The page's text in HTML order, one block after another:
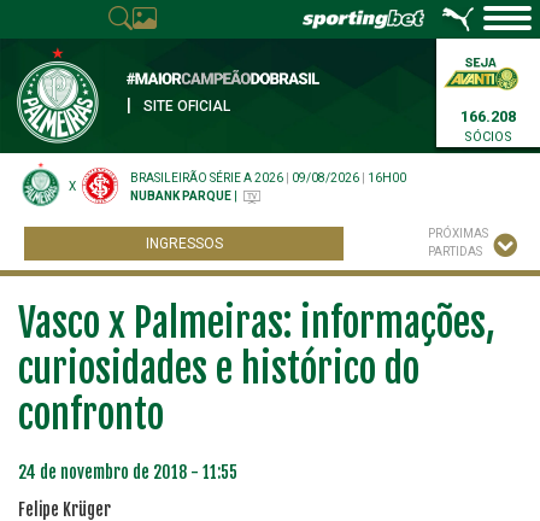
SITE OFICIAL
166.208
SÓCIOS
X
BRASILEIRÃO SÉRIE A 2026 09/08/2026
16H00
NUBANK PARQUE
INGRESSOS
PRÓXIMAS
PARTIDAS
Vasco x Palmeiras: informações,
curiosidades e histórico do
confronto
24 de novembro de 2018 - 11:55
Felipe Krüger